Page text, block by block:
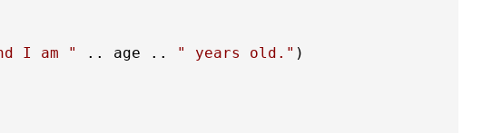
I am " .. age .. " years old." )